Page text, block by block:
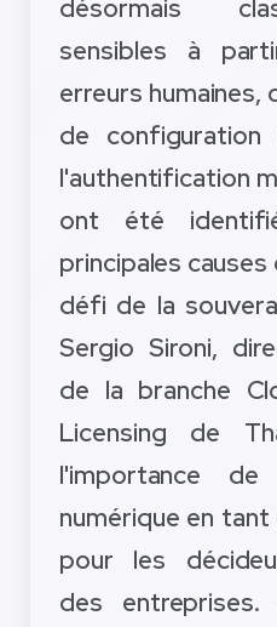
désormais
sensibles à
erreurs humaines,
de
l'authentification
ont été
principales causes
défi de la
Sergio Sironi,
de la branche
Licensing de
l'importance de
numérique en
pour les
des entreprises.